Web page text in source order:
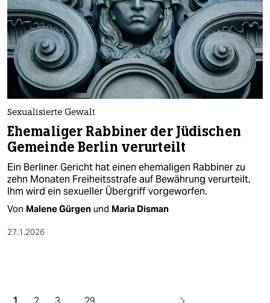
Sexualisierte Gewalt
Ehemaliger Rabbiner der Jüdischen
Gemeinde Berlin verurteilt
Ein Berliner Gericht hat einen ehemaligen Rabbiner zu
zehn Monaten Freiheitsstrafe auf Bewährung verurteilt.
Ihm wird ein sexueller Übergriff vorgeworfen.
Von Malene Gürgen und Maria Disman
27.1.2026